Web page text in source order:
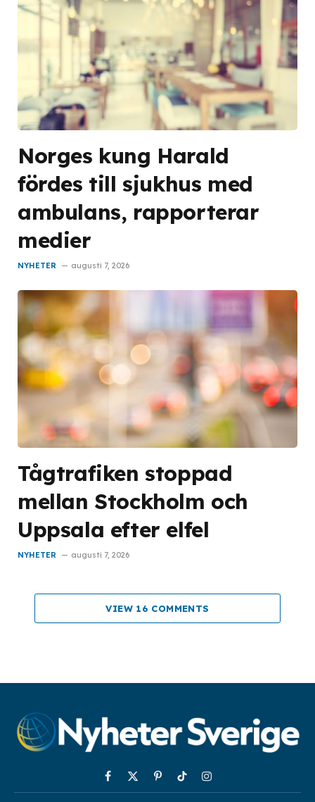
Norges kung Harald
fördes till sjukhus med
ambulans, rapporterar
medier
NYHETER augusti 7, 2026
Tågtrafiken stoppad
mellan Stockholm och
Uppsala efter elfel
NYHETER augusti 7, 2026
VIEW 16 COMMENTS
Facebook
X
(Twitter)
PinterestTikTokInstagram